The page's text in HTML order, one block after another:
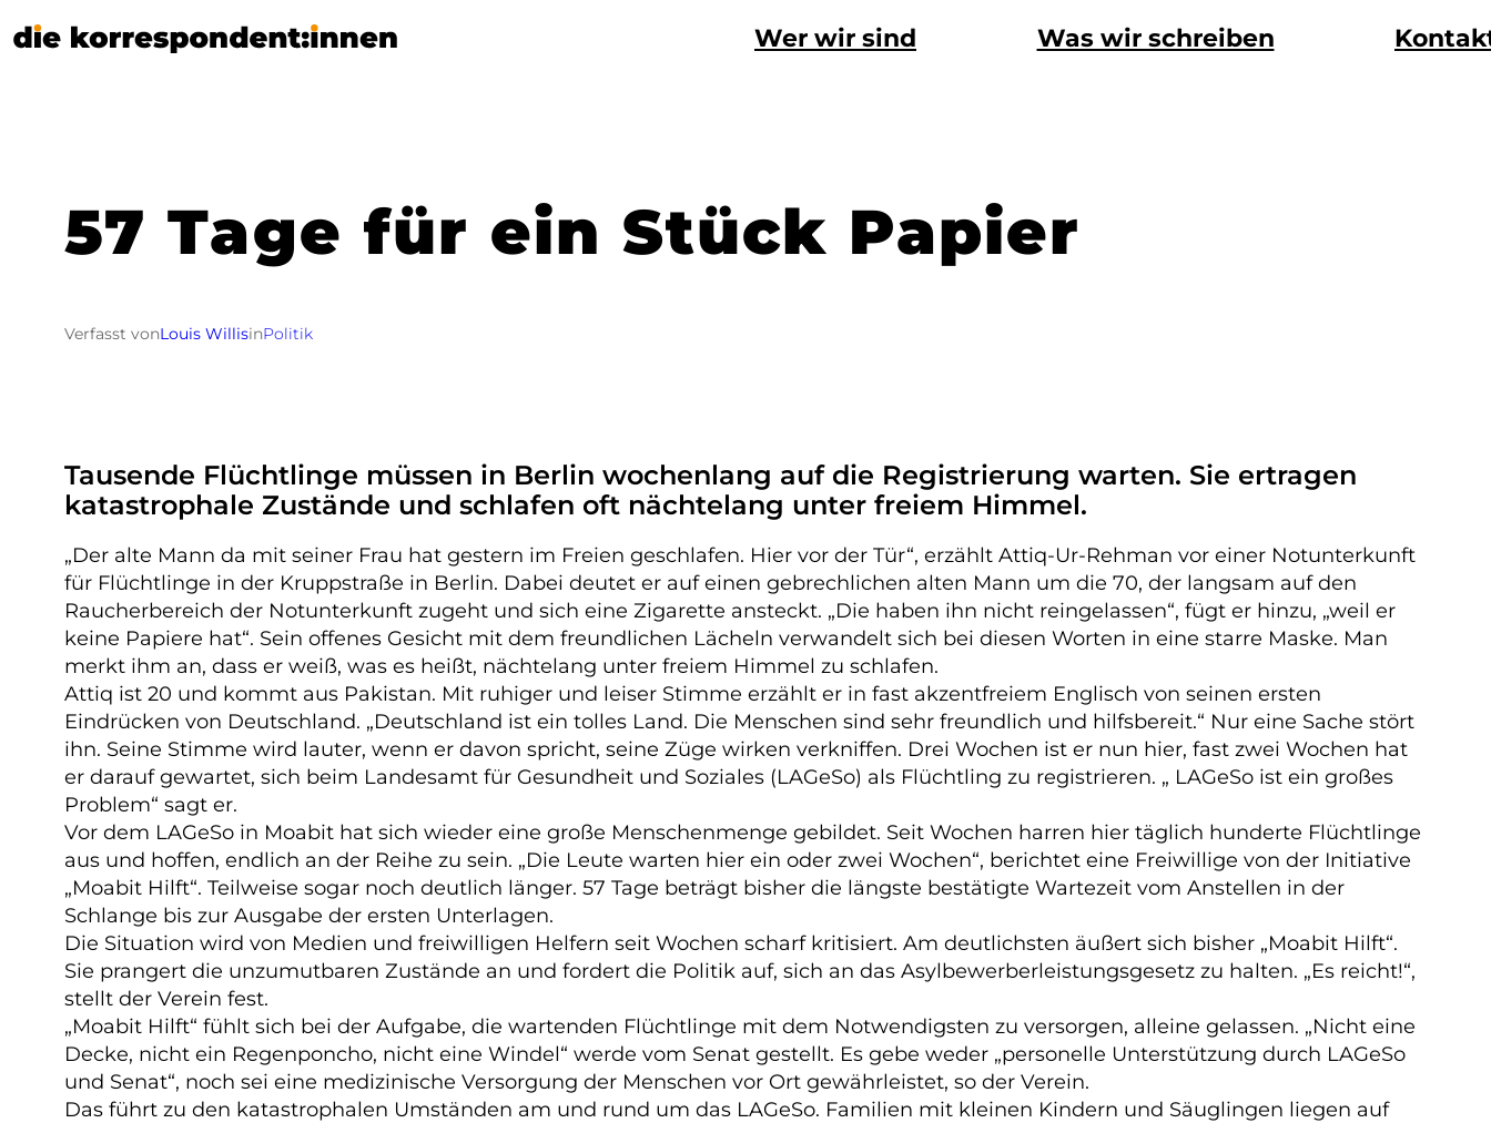
Wer wir sind Was wir schreiben
57 Tage für ein Stück Papier
Verfasst vonLouis WillisinPolitik
Tausende Flüchtlinge müssen in Berlin wochenlang auf die Registrierung warten. Sie ertragen
katastrophale Zustände und schlafen oft nächtelang unter freiem Himmel.
„Der alte Mann da mit seiner Frau hat gestern im Freien geschlafen. Hier vor der Tür“, erzählt Attiq-Ur-Rehman vor einer Notunterkunft
für Flüchtlinge in der Kruppstraße in Berlin. Dabei deutet er auf einen gebrechlichen alten Mann um die 70, der langsam auf den
Raucherbereich der Notunterkunft zugeht und sich eine Zigarette ansteckt. „Die haben ihn nicht reingelassen“, fügt er hinzu, „weil er
keine Papiere hat“. Sein offenes Gesicht mit dem freundlichen Lächeln verwandelt sich bei diesen Worten in eine starre Maske. Man
merkt ihm an, dass er weiß, was es heißt, nächtelang unter freiem Himmel zu schlafen.
Attiq ist 20 und kommt aus Pakistan. Mit ruhiger und leiser Stimme erzählt er in fast akzentfreiem Englisch von seinen ersten
Eindrücken von Deutschland. „Deutschland ist ein tolles Land. Die Menschen sind sehr freundlich und hilfsbereit.“ Nur eine Sache stört
ihn. Seine Stimme wird lauter, wenn er davon spricht, seine Züge wirken verkniffen. Drei Wochen ist er nun hier, fast zwei Wochen hat
er darauf gewartet, sich beim Landesamt für Gesundheit und Soziales (LAGeSo) als Flüchtling zu registrieren. „ LAGeSo ist ein großes
Problem“ sagt er.
Vor dem LAGeSo in Moabit hat sich wieder eine große Menschenmenge gebildet. Seit Wochen harren hier täglich hunderte Flüchtlinge
aus und hoffen, endlich an der Reihe zu sein. „Die Leute warten hier ein oder zwei Wochen“, berichtet eine Freiwillige von der Initiative
„Moabit Hilft“. Teilweise sogar noch deutlich länger. 57 Tage beträgt bisher die längste bestätigte Wartezeit vom Anstellen in der
Schlange bis zur Ausgabe der ersten Unterlagen.
Die Situation wird von Medien und freiwilligen Helfern seit Wochen scharf kritisiert. Am deutlichsten äußert sich bisher „Moabit Hilft“.
Sie prangert die unzumutbaren Zustände an und fordert die Politik auf, sich an das Asylbewerberleistungsgesetz zu halten. „Es reicht!“,
stellt der Verein fest.
„Moabit Hilft“ fühlt sich bei der Aufgabe, die wartenden Flüchtlinge mit dem Notwendigsten zu versorgen, alleine gelassen. „Nicht eine
Decke, nicht ein Regenponcho, nicht eine Windel“ werde vom Senat gestellt. Es gebe weder „personelle Unterstützung durch LAGeSo
und Senat“, noch sei eine medizinische Versorgung der Menschen vor Ort gewährleistet, so der Verein.
Das führt zu den katastrophalen Umständen am und rund um das LAGeSo. Familien mit kleinen Kindern und Säuglingen liegen auf